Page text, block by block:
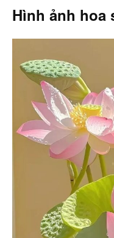
Hình ảnh hoa